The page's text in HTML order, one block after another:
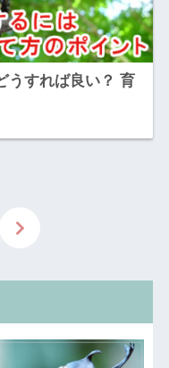
うすれば良い？ 育